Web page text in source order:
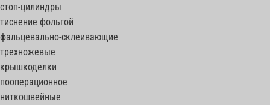
стоп-цилиндры
тиснение фольгой
фальцевально-склеивающие
трехножевые
крышкоделки
пооперационное
ниткошвейные